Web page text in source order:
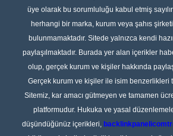
üye olarak bu sorumluluğu kabul etmiş
herhangi bir marka, kurum veya şahıs
bulunmamaktadır. Sitede yalnızca kendi
paylaşılmaktadır. Burada yer alan içerikler
olup, gerçek kurum ve kişiler hakkında
Gerçek kurum ve kişiler ile isim benzerlikleri
Sitemiz, kar amacı gütmeyen ve tamamen
platformudur. Hukuka ve yasal
düşündüğünüz içerikleri,